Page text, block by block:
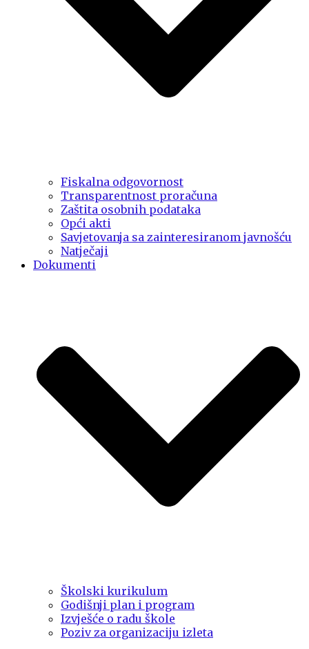
Fiskalna odgovornost
Transparentnost proračuna
Zaštita osobnih podataka
Opći akti
Savjetovanja sa zainteresiranom javnošću
Natječaji
Dokumenti
Školski kurikulum
Godišnji plan i program
Izvješće o radu škole
Poziv za organizaciju izleta